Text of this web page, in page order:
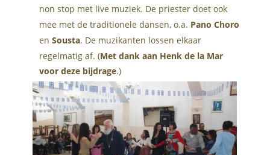
non stop met live muziek. De priester doet ook
mee met de traditionele dansen, o.a. Pano Choro
en Sousta. De muzikanten lossen elkaar
regelmatig af. (Met dank aan Henk de la Mar
voor deze bijdrage.)